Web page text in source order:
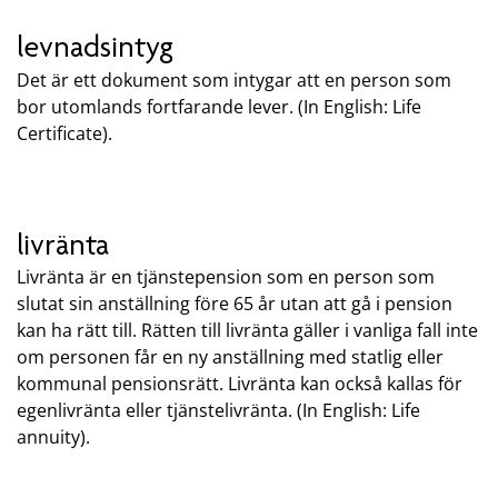
levnadsintyg
Det är ett dokument som intygar att en person som
bor utomlands fortfarande lever. (In English: Life
Certificate).
livränta
Livränta är en tjänstepension som en person som
slutat sin anställning före 65 år utan att gå i pension
kan ha rätt till. Rätten till livränta gäller i vanliga fall inte
om personen får en ny anställning med statlig eller
kommunal pensionsrätt. Livränta kan också kallas för
egenlivränta eller tjänstelivränta. (In English: Life
annuity).